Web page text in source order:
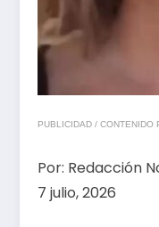
PUBLICIDAD / CONTENIDO
Por: Redacción
7 julio, 2026